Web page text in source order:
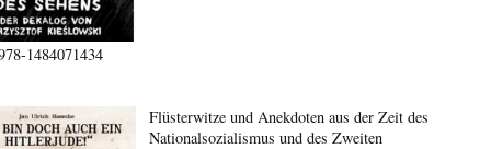
1484071434
Flüsterwitze und Anekdoten aus der Zeit des
Nationalsozialismus und des Zweiten